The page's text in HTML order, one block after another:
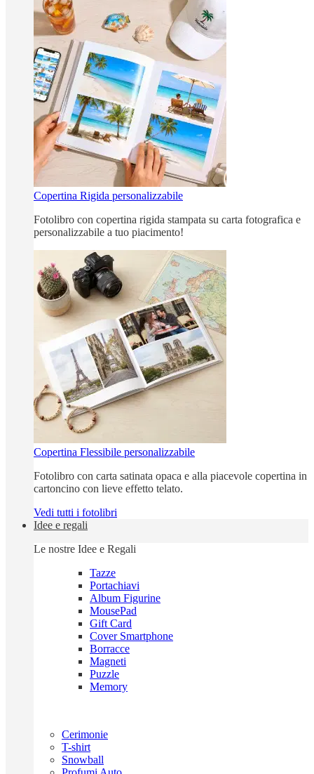
Copertina Rigida personalizzabile
Fotolibro con copertina rigida stampata su carta fotografica e
personalizzabile a tuo piacimento!
Copertina Flessibile personalizzabile
Fotolibro con carta satinata opaca e alla piacevole copertina in
cartoncino con lieve effetto telato.
Vedi tutti i fotolibri
Idee e regali
Le nostre Idee e Regali
Tazze
Portachiavi
Album Figurine
MousePad
Gift Card
Cover Smartphone
Borracce
Magneti
Puzzle
Memory
Cerimonie
T-shirt
Snowball